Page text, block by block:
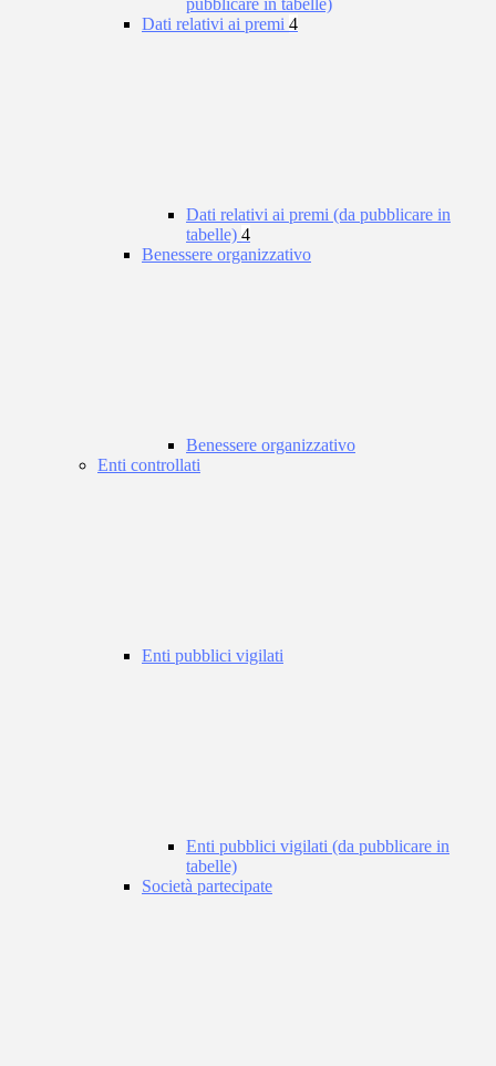
pubblicare in tabelle)
Dati relativi ai premi 4
Dati relativi ai premi (da pubblicare in
tabelle) 4
Benessere organizzativo
Benessere organizzativo
Enti controllati
Enti pubblici vigilati
Enti pubblici vigilati (da pubblicare in
tabelle)
Società partecipate